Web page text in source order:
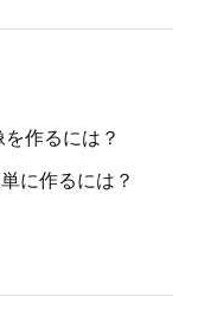
作るには？
に作るには？